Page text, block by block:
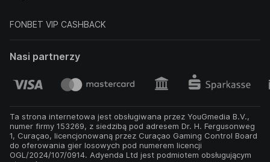
FONBET VIP CASHBACK
Nasi partnerzy
Ta strona internetowa jest obsługiwana przez YouGmedia B.V.,
numer firmy 153269, z siedzibą pod adresem Dr. H. Fergusonweg
1, Curaçao, licencjonowaną przez Curaçao Gaming Control Board
do oferowania gier losowych pod numerem licencji
OGL/2024/107/0914. Adyenda Ltd jest podmiotem obsługującym